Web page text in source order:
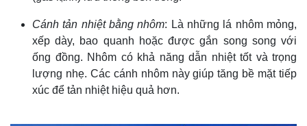
Cánh tản nhiệt bằng nhôm: Là những lá nhôm mỏng,
xếp dày, bao quanh hoặc được gắn song song với
ống đồng. Nhôm có khả năng dẫn nhiệt tốt và trọng
lượng nhẹ. Các cánh nhôm này giúp tăng bề mặt tiếp
xúc để tản nhiệt hiệu quả hơn.